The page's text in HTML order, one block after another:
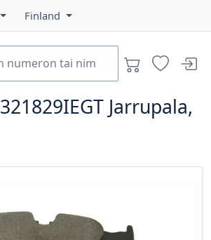
Finland
321829IEGT Jarrupala,